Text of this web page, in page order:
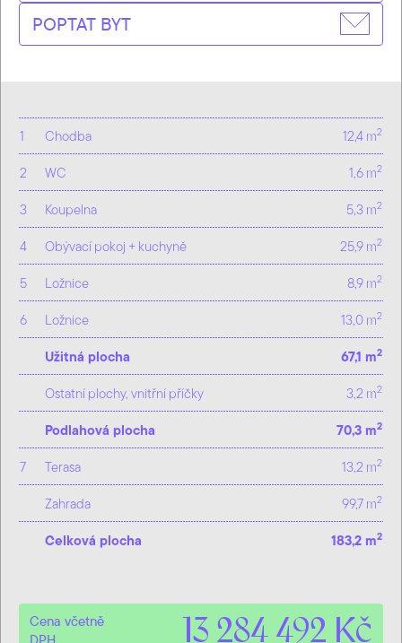
1 Chodba 12,4 m2
2 WC 1,6 m2
3 Koupelna 5,3 m2
4 Obývací pokoj + kuchyně 25,9 m2
5 Ložnice 8,9 m2
6 Ložnice 13,0 m2
Užitná plocha 67,1 m2
Ostatní plochy, vnitřní příčky 3,2 m2
Podlahová plocha 70,3 m2
7 Terasa 13,2 m2
Zahrada 99,7 m2
Celková plocha 183,2 m2
Cena včetně
DPH
13 284 492 Kč
POPTAT BYT